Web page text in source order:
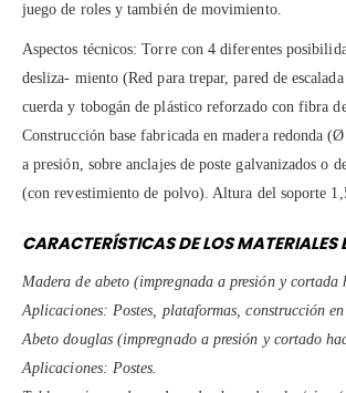
juego de roles y también de movimiento.
Aspectos técnicos: Torre con 4 diferentes
desliza- miento (Red para trepar, pared de
cuerda y tobogán de plástico reforzado con fibra
Construcción base fabricada en madera redonda
a presión, sobre anclajes de poste galvanizados o
(con revestimiento de polvo). Altura del soporte
CARACTERÍSTICAS DE LOS MATERIALES
Madera de abeto (impregnada a presión y cortada
Aplicaciones: Postes, plataformas, construcción
Abeto douglas (impregnado a presión y cortado
Aplicaciones: Postes.